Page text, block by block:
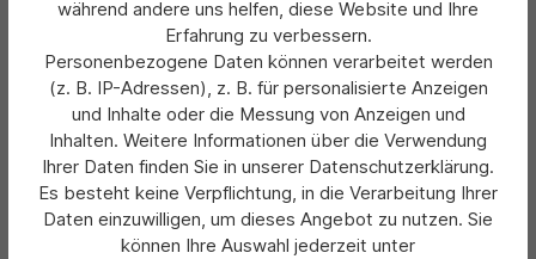
die Fetra-Modelle 2032 und 2033. Zudem können Sie die
Fetra-Reifenwagen einfach und sicher stapeln, um sie bei
Nichtgebrauch platzsparend in Ihrer Werkstatt oder in Ihrem
Autohaus zu lagern.
Tipp:Der Reifenwagen "Wheel Trolley Recycled" hebt sich
sowohl qualitativ als auch optisch ab. Er besteht aus
recyceltem Polypropylen. Mit seiner klassisch schwarzen
Farbgebung wirkt dieser Reifen-Roller besonders elegant,
sodass Sie ihn auch als Verkaufsdisplay beziehungsweise
während andere uns helfen, diese Website und Ihre
Erfahrung zu verbessern.
Personenbezogene Daten können verarbeitet werden
(z. B. IP-Adressen), z. B. für personalisierte Anzeigen
und Inhalte oder die Messung von Anzeigen und
Inhalten. Weitere Informationen über die Verwendung
Ihrer Daten finden Sie in unserer Datenschutzerklärung.
Es besteht keine Verpflichtung, in die Verarbeitung Ihrer
Daten einzuwilligen, um dieses Angebot zu nutzen. Sie
können Ihre Auswahl jederzeit unter